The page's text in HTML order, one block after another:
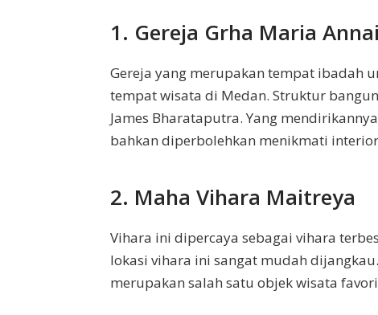
1. Gereja Grha Maria
Gereja yang merupakan tempat ibadah
tempat wisata di Medan. Struktur
James Bharataputra. Yang
bahkan diperbolehkan menikmati
2. Maha Vihara Maitreya
Vihara ini dipercaya sebagai vihara
lokasi vihara ini sangat mudah
merupakan salah satu objek wisata